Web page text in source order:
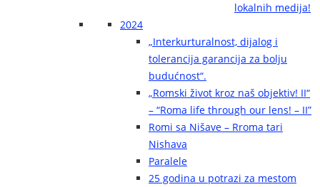
lokalnih medija!
2024
„Interkurturalnost, dijalog i
tolerancija garancija za bolju
budućnost“.
„Romski život kroz naš objektiv! II“
– “Roma life through our lens! – II”
Romi sa Nišave – Rroma tari
Nishava
Paralele
25 godina u potrazi za mestom